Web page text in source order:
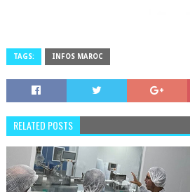
TAGS: INFOS MAROC
RELATED POSTS